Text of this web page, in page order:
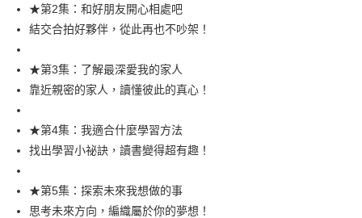
★第2集：和好朋友開心相處吧
結交合拍好夥伴，從此再也不吵架！
★第3集：了解最深愛我的家人
靠近親密的家人，讀懂彼此的真心！
★第4集：我適合什麼學習方法
找出學習小祕訣，讀書變得超有趣！
★第5集：探索未來我想做的事
思考未來方向，編織屬於你的夢想！